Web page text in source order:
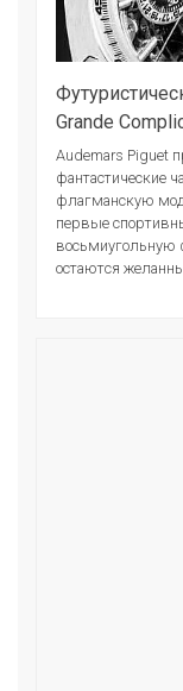
Grande
Audemars Piguet
фантастические
флагманскую
первые
восьмиугольную
остаются